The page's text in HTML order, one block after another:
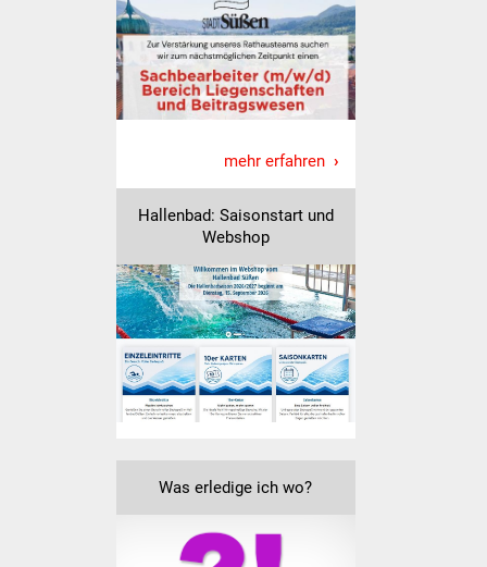
IKG Auen
Ausschreibungen
Ausschreibung
Europaweite
Ausschreibung
Beschränkte
Ausschreibung
Freihändige Vergabe
Gewerbeverzeichnis
Gewerbe - Selbsteintrag
mehr erfahren
Hallenbad: Saisonstart und
Webshop
Was erledige ich wo?